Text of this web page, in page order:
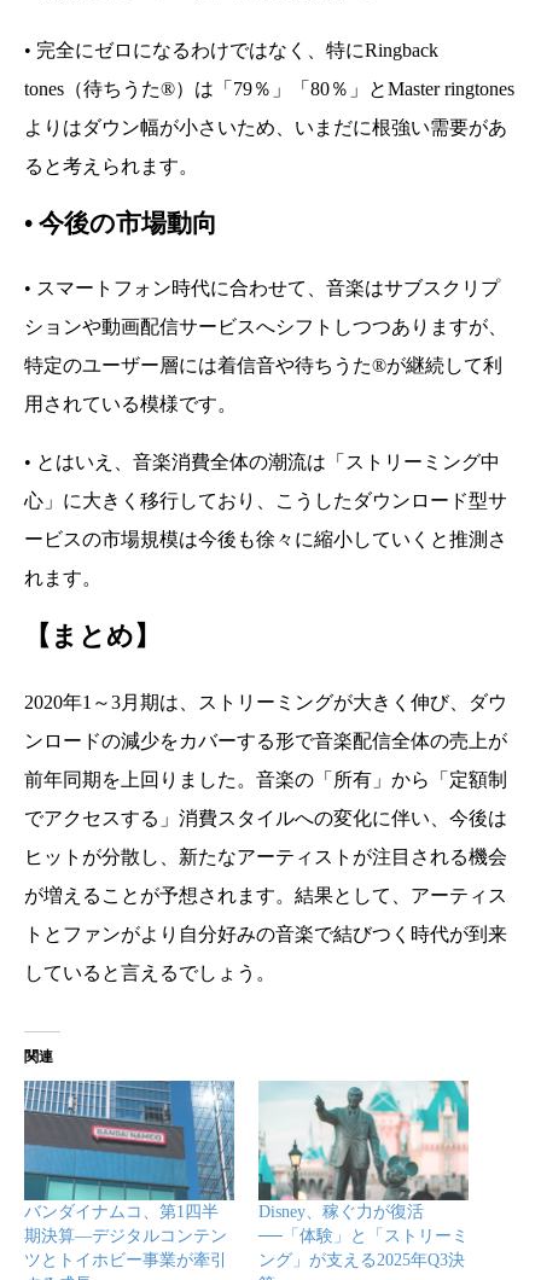
• 完全にゼロになるわけではなく、特にRingback
tones（待ちうた®）は「79％」「80％」とMaster ringtones
よりはダウン幅が小さいため、いまだに根強い需要があ
ると考えられます。
• 今後の市場動向
• スマートフォン時代に合わせて、音楽はサブスクリプ
ションや動画配信サービスへシフトしつつありますが、
特定のユーザー層には着信音や待ちうた®が継続して利
用されている模様です。
• とはいえ、音楽消費全体の潮流は「ストリーミング中
心」に大きく移行しており、こうしたダウンロード型サ
ービスの市場規模は今後も徐々に縮小していくと推測さ
れます。
【まとめ】
2020年1～3月期は、ストリーミングが大きく伸び、ダウ
ンロードの減少をカバーする形で音楽配信全体の売上が
前年同期を上回りました。音楽の「所有」から「定額制
でアクセスする」消費スタイルへの変化に伴い、今後は
ヒットが分散し、新たなアーティストが注目される機会
が増えることが予想されます。結果として、アーティス
トとファンがより自分好みの音楽で結びつく時代が到来
していると言えるでしょう。
関連
バンダイナムコ、第1四半
期決算—デジタルコンテン
ツとトイホビー事業が牽引
Disney、稼ぐ力が復活
──「体験」と「ストリーミ
ング」が支える2025年Q3決